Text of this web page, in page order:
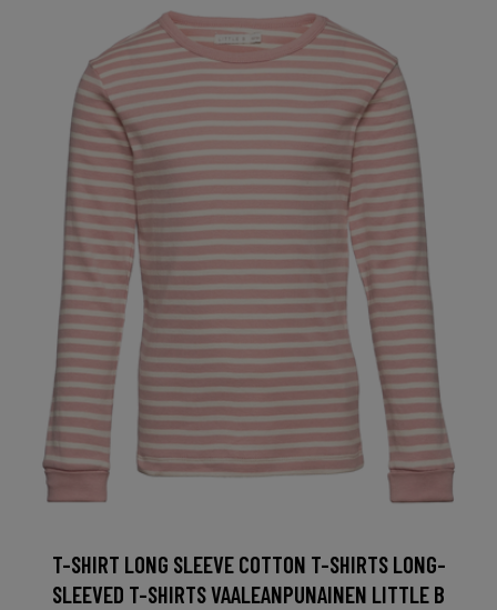
T-SHIRT LONG SLEEVE COTTON T-SHIRTS LONG-
SLEEVED T-SHIRTS VAALEANPUNAINEN LITTLE B